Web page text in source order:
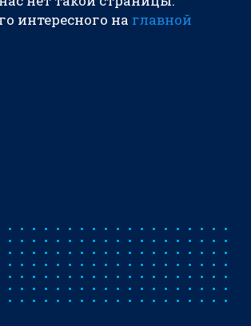
интересного на главной